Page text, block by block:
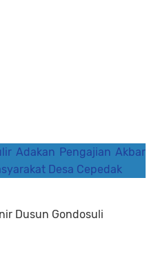
Adakan Pengajian Akbar
Desa Cepedak
Dusun Gondosuli